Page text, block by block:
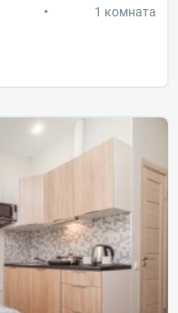
• 1 комната